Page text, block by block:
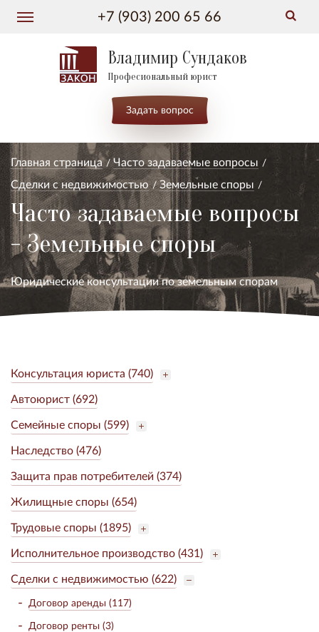
+7 (903) 200 65 66
Владимир Сундаков
Професиональный юрист
Задать вопрос
Главная страница
Часто задаваемые вопросы
Сделки с недвижимостью
Земельные споры
Часто задаваемые вопросы
- Земельные споры
Юридические консультации по земельным спорам
Консультация юриста (740)
Автоюрист (692)
Семейные споры (599)
Наследство (476)
Защита прав потребителей (374)
Жилищные споры (654)
Трудовые споры (1895)
Исполнительное производство (431)
Сделки с недвижимостью (622)
Договор аренды (117)
Договор ренты (3)